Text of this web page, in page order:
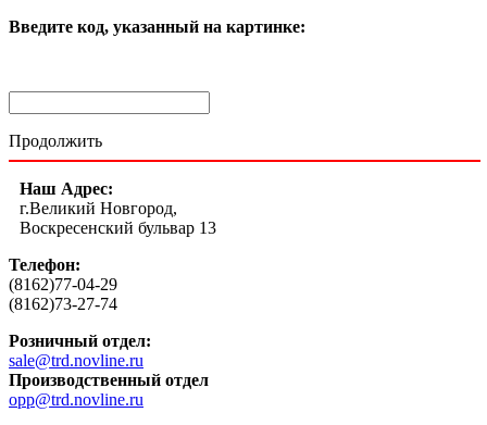
Введите код, указанный на картинке:
Продолжить
Наш Адрес:
г.Великий Новгород,
Воскресенский бульвар 13
Телефон:
(8162)77-04-29
(8162)73-27-74
Розничный отдел:
sale@trd.novline.ru
Производственный отдел
opp@trd.novline.ru